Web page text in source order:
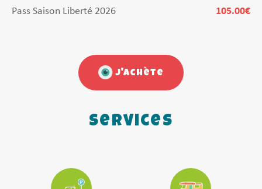
Pass Saison Liberté 2026 105.00€
J'achète
Services